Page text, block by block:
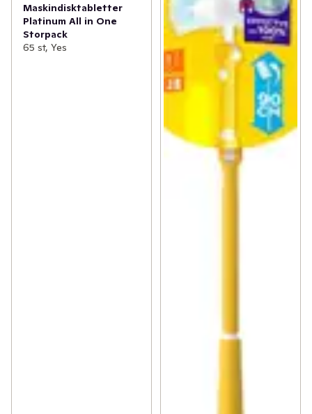
Maskindisktabletter
Platinum All in One
Storpack
65 st, Yes